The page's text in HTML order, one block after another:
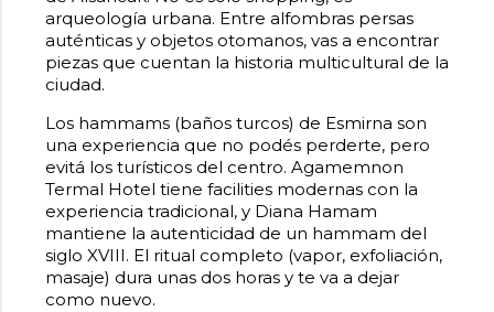
arqueología urbana. Entre alfombras persas
auténticas y objetos otomanos, vas a encontrar
piezas que cuentan la historia multicultural de la
ciudad.
Los hammams (baños turcos) de Esmirna son
una experiencia que no podés perderte, pero
evitá los turísticos del centro. Agamemnon
Termal Hotel tiene facilities modernas con la
experiencia tradicional, y Diana Hamam
mantiene la autenticidad de un hammam del
siglo XVIII. El ritual completo (vapor, exfoliación,
masaje) dura unas dos horas y te va a dejar
como nuevo.